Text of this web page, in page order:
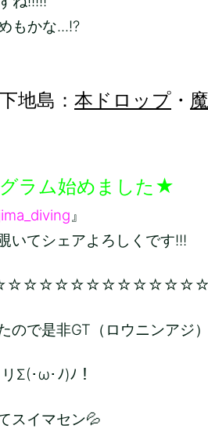
もかな...!?
地島： 本ドロップ ・
ラム始めました★
』
いてシェアよろしくです!!!
で是非GT（ロウニンアジ）
Σ(･ω･ﾉ)ﾉ！
スイマセン💦